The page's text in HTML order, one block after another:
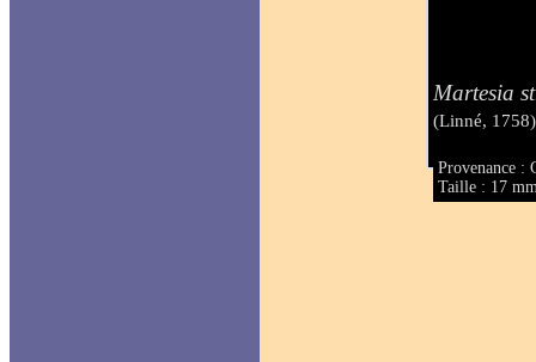
Martesia
(Linné, 1758)
Provenance :
Taille : 17